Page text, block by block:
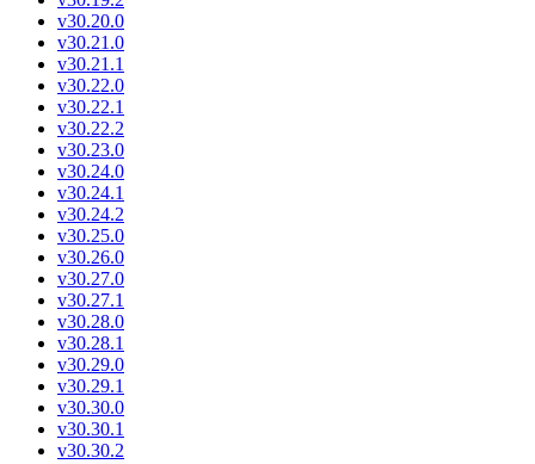
v30.20.0
v30.21.0
v30.21.1
v30.22.0
v30.22.1
v30.22.2
v30.23.0
v30.24.0
v30.24.1
v30.24.2
v30.25.0
v30.26.0
v30.27.0
v30.27.1
v30.28.0
v30.28.1
v30.29.0
v30.29.1
v30.30.0
v30.30.1
v30.30.2